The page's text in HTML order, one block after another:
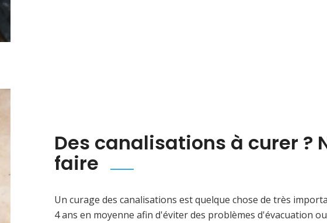
Des canalisations à curer ?
faire
Un curage des canalisations est quelque chose de très
4 ans en moyenne afin d'éviter des problèmes d'évacuation